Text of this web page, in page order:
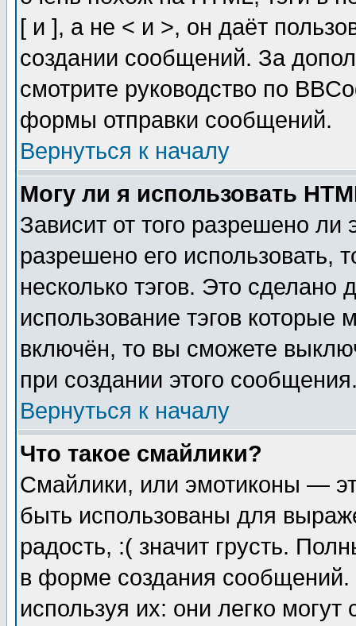
[ и ], а не < и >, он даёт
создании сообщений. За
смотрите руководство по
формы отправки сообщений.
Вернуться к началу
Могу ли я использовать
Зависит от того разрешено
разрешено его использовать,
несколько тэгов. Это сделано
использование тэгов
включён, то вы сможете
при создании этого
Вернуться к началу
Что такое смайлики?
Смайлики, или эмотиконы —
быть использованы для
радость, :( значит грусть.
в форме создания сообщений.
используя их: они легко